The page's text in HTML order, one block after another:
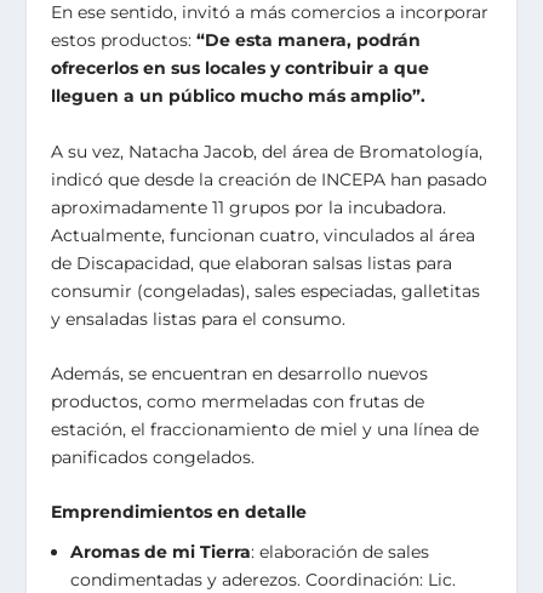
En ese sentido, invitó a más comercios a incorporar
estos productos:“De esta manera, podrán
ofrecerlos en sus locales y contribuir a que
lleguen a un público mucho más amplio”.
A su vez, Natacha Jacob, del área de Bromatología,
indicó que desde la creación de INCEPA han pasado
aproximadamente 11 grupos por la incubadora.
Actualmente, funcionan cuatro, vinculados al área
de Discapacidad, que elaboran salsas listas para
consumir (congeladas), sales especiadas, galletitas
y ensaladas listas para el consumo.
Además, se encuentran en desarrollo nuevos
productos, como mermeladas con frutas de
estación, el fraccionamiento de miel y una línea de
panificados congelados.
Emprendimientos en detalle
Aromas de mi Tierra: elaboración de sales
condimentadas y aderezos. Coordinación: Lic.